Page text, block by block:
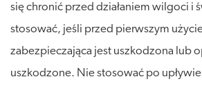
się chronić przed działaniem wilgoci i
stosować, jeśli przed pierwszym
zabezpieczająca jest uszkodzona lub
uszkodzone. Nie stosować po